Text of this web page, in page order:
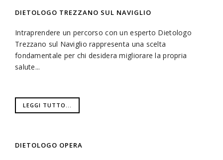
DIETOLOGO TREZZANO SUL NAVIGLIO
Intraprendere un percorso con un esperto Dietologo
Trezzano sul Naviglio rappresenta una scelta
fondamentale per chi desidera migliorare la propria
salute...
LEGGI TUTTO...
DIETOLOGO OPERA